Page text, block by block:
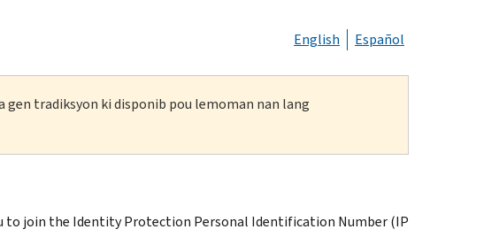
English Español
gen tradiksyon ki disponib pou lemoman nan lang
to join the Identity Protection Personal Identification Number (IP